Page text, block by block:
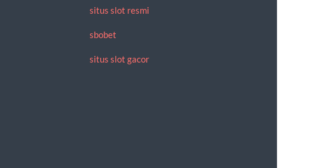
situs slot resmi
sbobet
situs slot gacor